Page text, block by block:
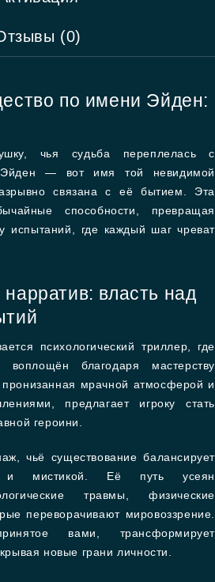
(0)
по имени Эйден:
чья судьба переплелась с
Эйден — вот имя той невидимой
связана с её бытием. Эта
способности, превращая
испытаний, где каждый шаг чреват
власть над
психологический триллер, где
воплощён благодаря мастерству
мрачной атмосферой и
предлагает игроку стать
героини.
чьё существование балансирует
и мистикой. Её путь усеян
травмы, физические
переворачивают мировоззрение.
вами, трансформирует
новые грани личности.